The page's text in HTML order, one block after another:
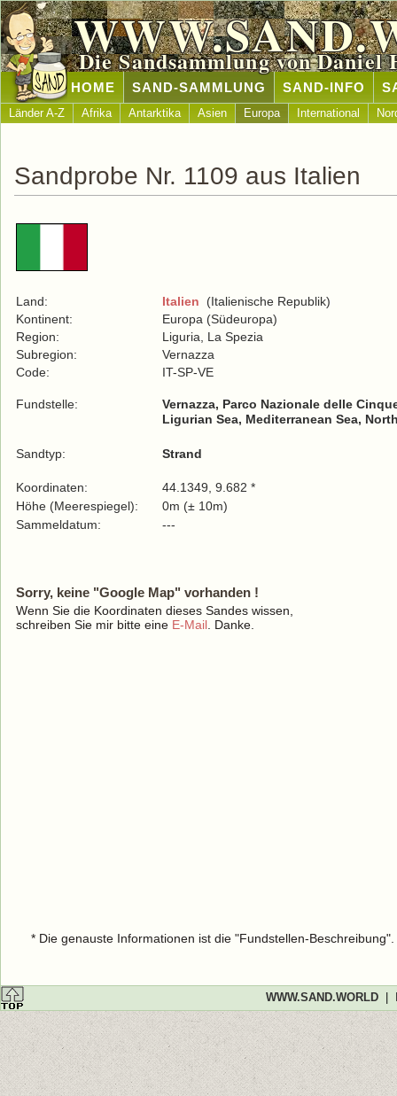
Die Sandsammlung von Daniel
HOME SAND-SAMMLUNG SAND-INFO
Länder A-Z Afrika Antarktika Asien Europa International
Sandprobe Nr. 1109 aus Italien
Land: Italien (Italienische Republik)
Kontinent:
Europa (Südeuropa)
Region:
Liguria, La Spezia
Subregion:
Vernazza
Code:
IT-SP-VE
Fundstelle:
Vernazza, Parco Nazionale delle
Ligurian Sea, Mediterranean Sea,
Sandtyp: Strand
Koordinaten:
44.1349, 9.682 *
Höhe (Meerespiegel):
0m (± 10m)
Sammeldatum:
---
Sorry, keine "Google Map" vorhanden !
Wenn Sie die Koordinaten dieses Sandes wissen,
schreiben Sie mir bitte eine E-Mail . Danke.
* Die genauste Informationen ist die "Fundstellen-
WWW.SAND.WORLD|